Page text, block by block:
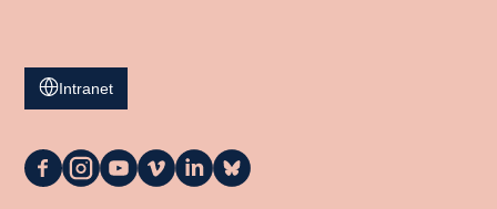
Intranet
La
La
La
La
La
La